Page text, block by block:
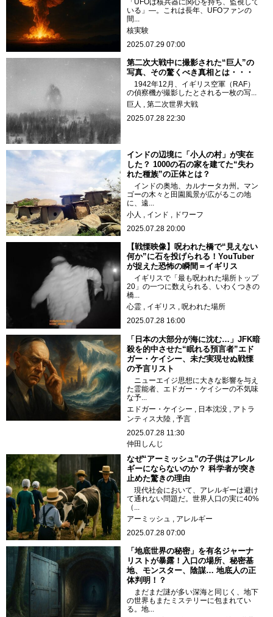
いる」―。これは長年、UFOファンの
間...
核実験
2025.07.29 07:00
第二次大戦中に撮影された“巨人”の
写真、その驚くべき真相とは・・・
1942年12月、イギリス空軍（RAF）
の偵察機が撮影したとされる一枚の写...
巨人
第二次世界大戦
2025.07.28 22:30
インドの辺境に「小人の村」が実在
した？ 1000の石の家を建てた“失わ
れた種族”の正体とは？
インドの奥地、カルナータカ州。マン
ゴーの木々と田園風景が広がるこの地
に、遠...
小人
インド
ドワーフ
2025.07.28 20:00
【戦慄映像】呪われた橋で“見えない
何か”に石を投げられる！YouTuber
が捉えた恐怖の瞬間＝イギリス
イギリスで「最も呪われた場所トップ
20」の一つに数えられる、いわくつきの
橋...
心霊
イギリス
呪われた場所
2025.07.28 16:00
「日本の大部分が海に沈む…」JFK暗
殺を的中させた“眠れる預言者”エド
ガー・ケイシー、未だ実現せぬ戦慄
の予言リスト
ニューエイジ思想に大きな影響を与え
た霊能者、エドガー・ケイシーの不気味
な予...
エドガー・ケイシー
日本沈没
アトラ
ンティス大陸
予言
2025.07.28 11:30
仲田しんじ
なぜ“アーミッシュ”の子供はアレル
ギーにならないのか？ 科学者が突き
止めた驚きの理由
現代社会において、アレルギーは避け
て通れない問題だ。世界人口の実に40%
（...
アーミッシュ
アレルギー
2025.07.28 07:00
「地底世界の秘密」を有名ジャーナ
リストが暴露！入口の場所、秘密基
地、モンスター、陰謀… 地底人の正
体判明！？
まだまだ謎が多い深海と同じく、地下
の世界もまたミステリーに包まれてい
る。地...